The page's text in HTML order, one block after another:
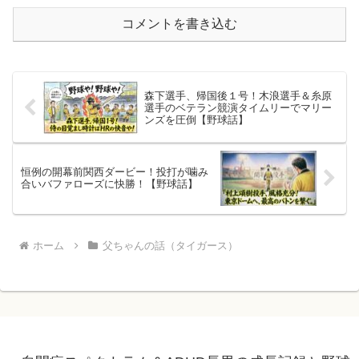
コメントを書き込む
森下選手、帰国後１号！木浪選手＆糸原
選手のベテラン競演タイムリーでマリー
ンズを圧倒【野球話】
恒例の開幕前関西ダービー！投打が噛み
合いバファローズに快勝！【野球話】
ホーム 父ちゃんの話（タイガース）